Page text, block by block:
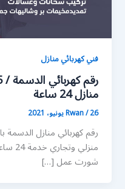
فني كهربائي منازل
منازل 24 ساعة
Rwan/26 يونيو، 2021
رقم كهربائي منازل
شورت عمل […]